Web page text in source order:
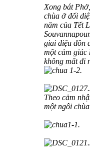
Xong bát
chùa ở đối
năm của Tết
giai điệu dồn
một cảm giác
không mất đi
Theo cảm
một ngôi